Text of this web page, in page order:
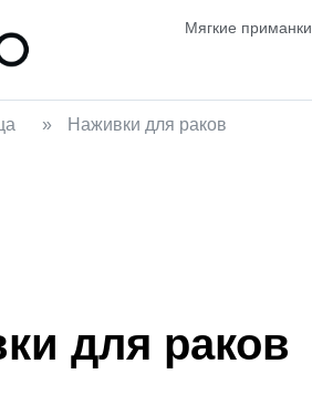
Мягкие приманки
» Наживки для раков
для раков